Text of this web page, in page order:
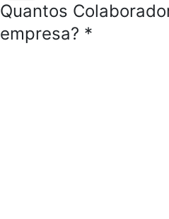
Quantos
empresa? *